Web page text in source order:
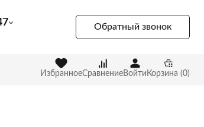
Обратный звонок
ИзбранноеСравнениеВойти Корзина (0)